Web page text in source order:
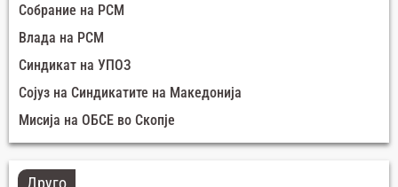
Собрание на РСМ
Влада на РСМ
Синдикат на УПОЗ
Сојуз на Синдикатите на Македонија
Мисија на ОБСЕ во Скопје
Друго